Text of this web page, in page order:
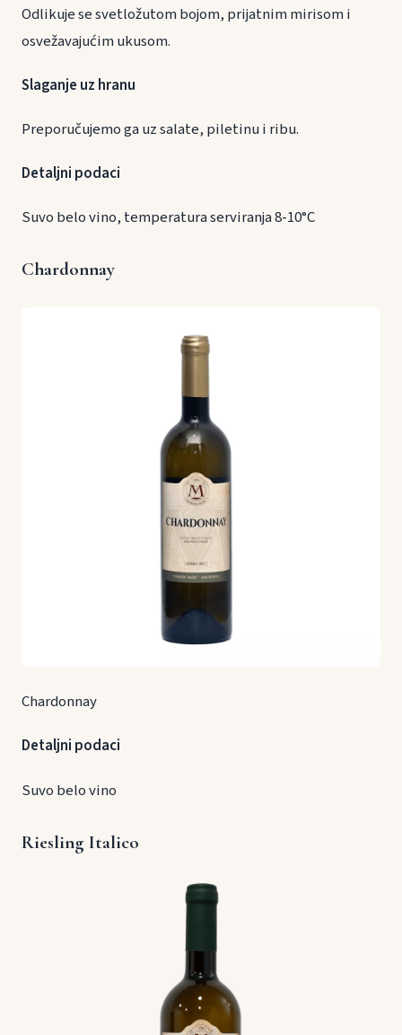
Odlikuje se svetložutom bojom, prijatnim mirisom i
osvežavajućim ukusom.
Slaganje uz hranu
Preporučujemo ga uz salate, piletinu i ribu.
Detaljni podaci
Suvo belo vino, temperatura serviranja 8-10°C
Chardonnay
Chardonnay
Detaljni podaci
Suvo belo vino
Riesling Italico